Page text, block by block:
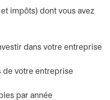
impôts) dont vous avez
dans votre entreprise
de votre entreprise
par année